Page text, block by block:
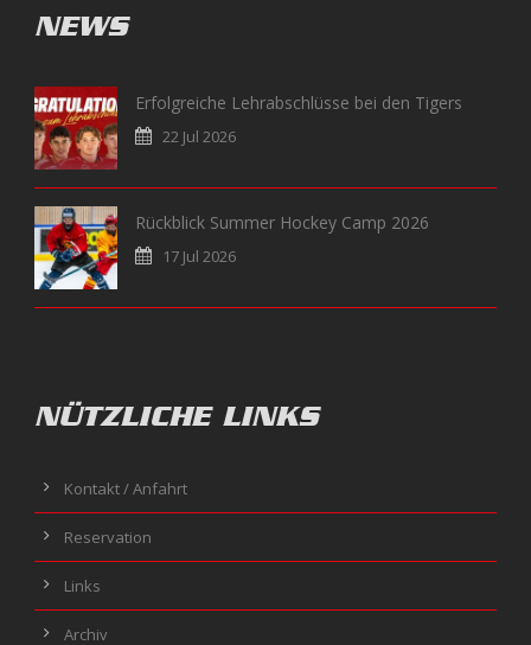
NEWS
Erfolgreiche Lehrabschlüsse bei den Tigers
22 Jul 2026
Rückblick Summer Hockey Camp 2026
17 Jul 2026
NÜTZLICHE LINKS
Kontakt / Anfahrt
Reservation
Links
Archiv